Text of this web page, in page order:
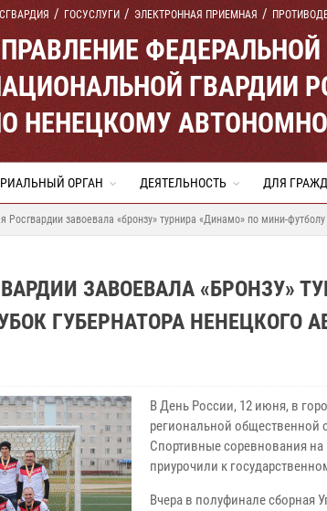
ГОСУСЛУГИ ЭЛЕКТРОННАЯ ПРИЕМНАЯ
ГВАРДИИ
НЕНЕЦКОМУ
ОРГАН ДЕЯТЕЛЬНОСТЬ ДЛЯ
Росгвардии завоевала «бронзу» турнира «Динамо» по мини-
ЗАВОЕВАЛА «БРОНЗУ»
ГУБЕРНАТОРА НЕНЕЦКОГО
В День России, 12 июня, в
региональной общественной
Спортивные соревнования на
приурочили к
Вчера в полуфинале сборная